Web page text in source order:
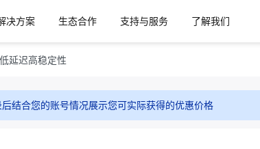
决方案 生态合作 支持与服务
了解我们
延迟高稳定性
结合您的账号情况展示您可实际获得的优惠价格